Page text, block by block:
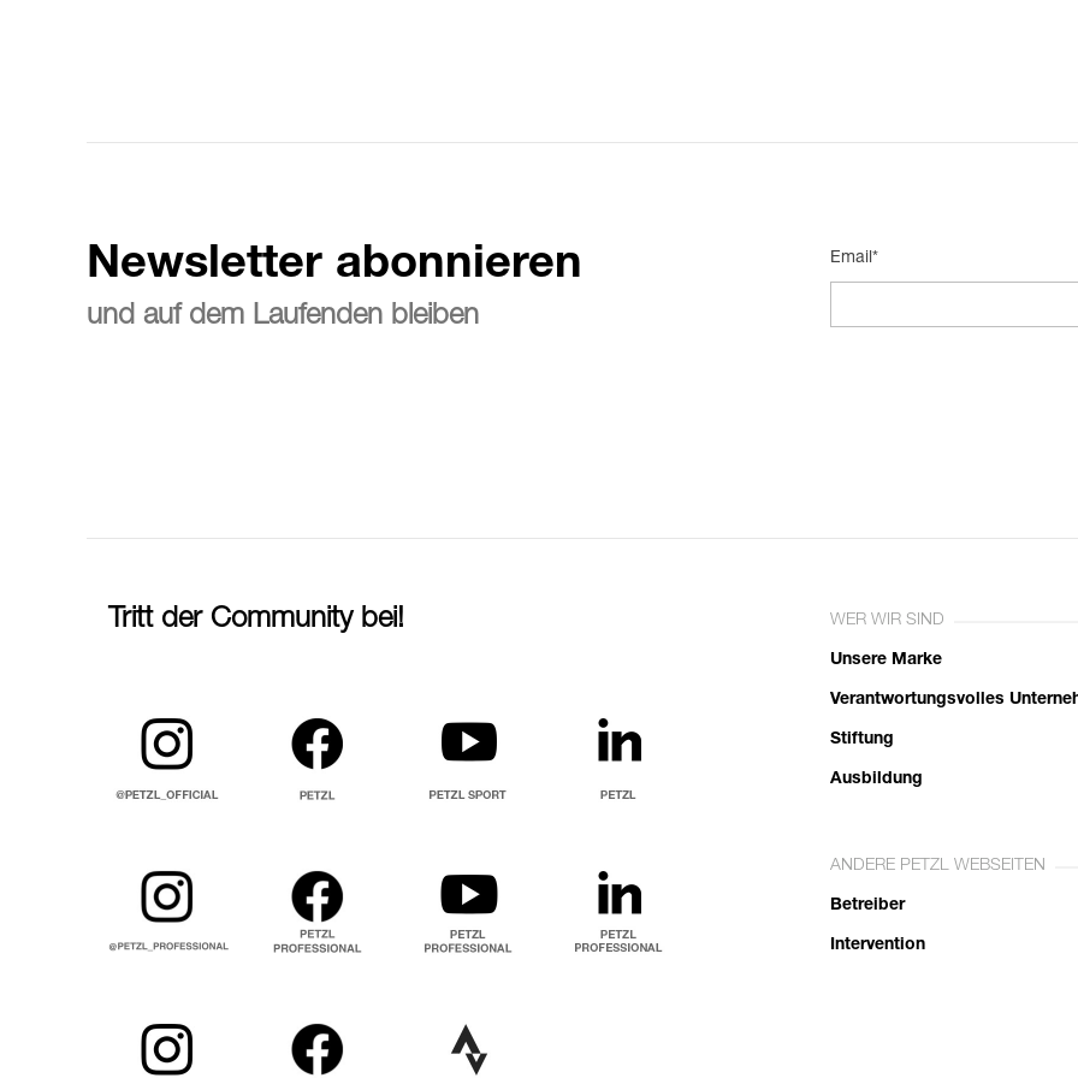
Newsletter abonnieren
und auf dem Laufenden bleiben
Email*
Tritt der Community bei! WER WIR SIND
Unsere Marke
Verantwortungsvolles
Stiftung
Ausbildung
ANDERE PETZL WEBSEITEN
Betreiber
Intervention